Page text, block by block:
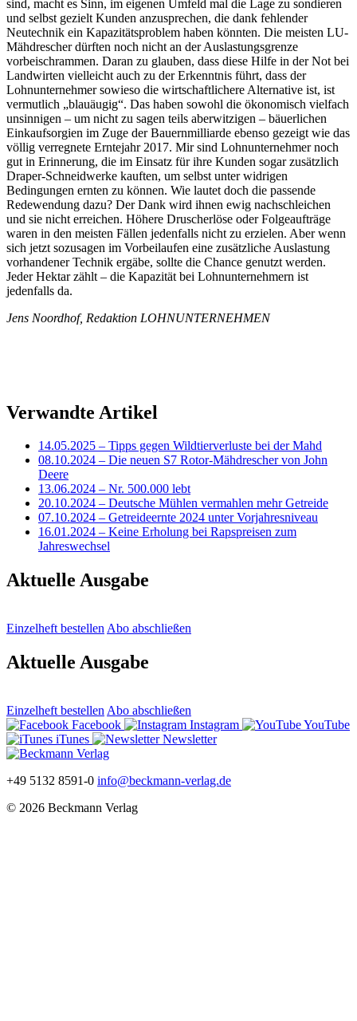
sind, macht es Sinn, im eigenen Umfeld mal die Lage zu sondieren
und selbst gezielt Kunden anzusprechen, die dank fehlender
Neutechnik ein Kapazitätsproblem haben könnten. Die meisten LU-
Mähdrescher dürften noch nicht an der Auslastungsgrenze
vorbeischrammen. Daran zu glauben, dass diese Hilfe in der Not bei
Landwirten vielleicht auch zu der Erkenntnis führt, dass der
Lohnunternehmer sowieso die wirtschaftlichere Alternative ist, ist
vermutlich „blauäugig“. Das haben sowohl die ökonomisch vielfach
unsinnigen – um nicht zu sagen teils aberwitzigen – bäuerlichen
Einkaufsorgien im Zuge der Bauernmilliarde ebenso gezeigt wie das
völlig verregnete Erntejahr 2017. Mir sind Lohnunternehmer noch
gut in Erinnerung, die im Einsatz für ihre Kunden sogar zusätzlich
Draper-Schneidwerke kauften, um selbst unter widrigen
Bedingungen ernten zu können. Wie lautet doch die passende
Redewendung dazu? Der Dank wird ihnen ewig nachschleichen
und sie nicht erreichen. Höhere Druscherlöse oder Folgeaufträge
waren in den meisten Fällen jedenfalls nicht zu erzielen. Aber wenn
sich jetzt sozusagen im Vorbeilaufen eine zusätzliche Auslastung
vorhandener Technik ergäbe, sollte die Chance genutzt werden.
Jeder Hektar zählt – die Kapazität bei Lohnunternehmern ist
jedenfalls da.
Jens Noordhof, Redaktion LOHNUNTERNEHMEN
Verwandte Artikel
14.05.2025 – Tipps gegen Wildtierverluste bei der Mahd
08.10.2024 – Die neuen S7 Rotor-Mähdrescher von John
Deere
13.06.2024 – Nr. 500.000 lebt
20.10.2024 – Deutsche Mühlen vermahlen mehr Getreide
07.10.2024 – Getreideernte 2024 unter Vorjahresniveau
16.01.2024 – Keine Erholung bei Rapspreisen zum
Jahreswechsel
Aktuelle Ausgabe
Einzelheft bestellen Abo abschließen
Aktuelle Ausgabe
Einzelheft bestellen Abo abschließen
Facebook
Instagram
YouTube
iTunes
Newsletter
+49 5132 8591-0 info@beckmann-verlag.de
© 2026 Beckmann Verlag